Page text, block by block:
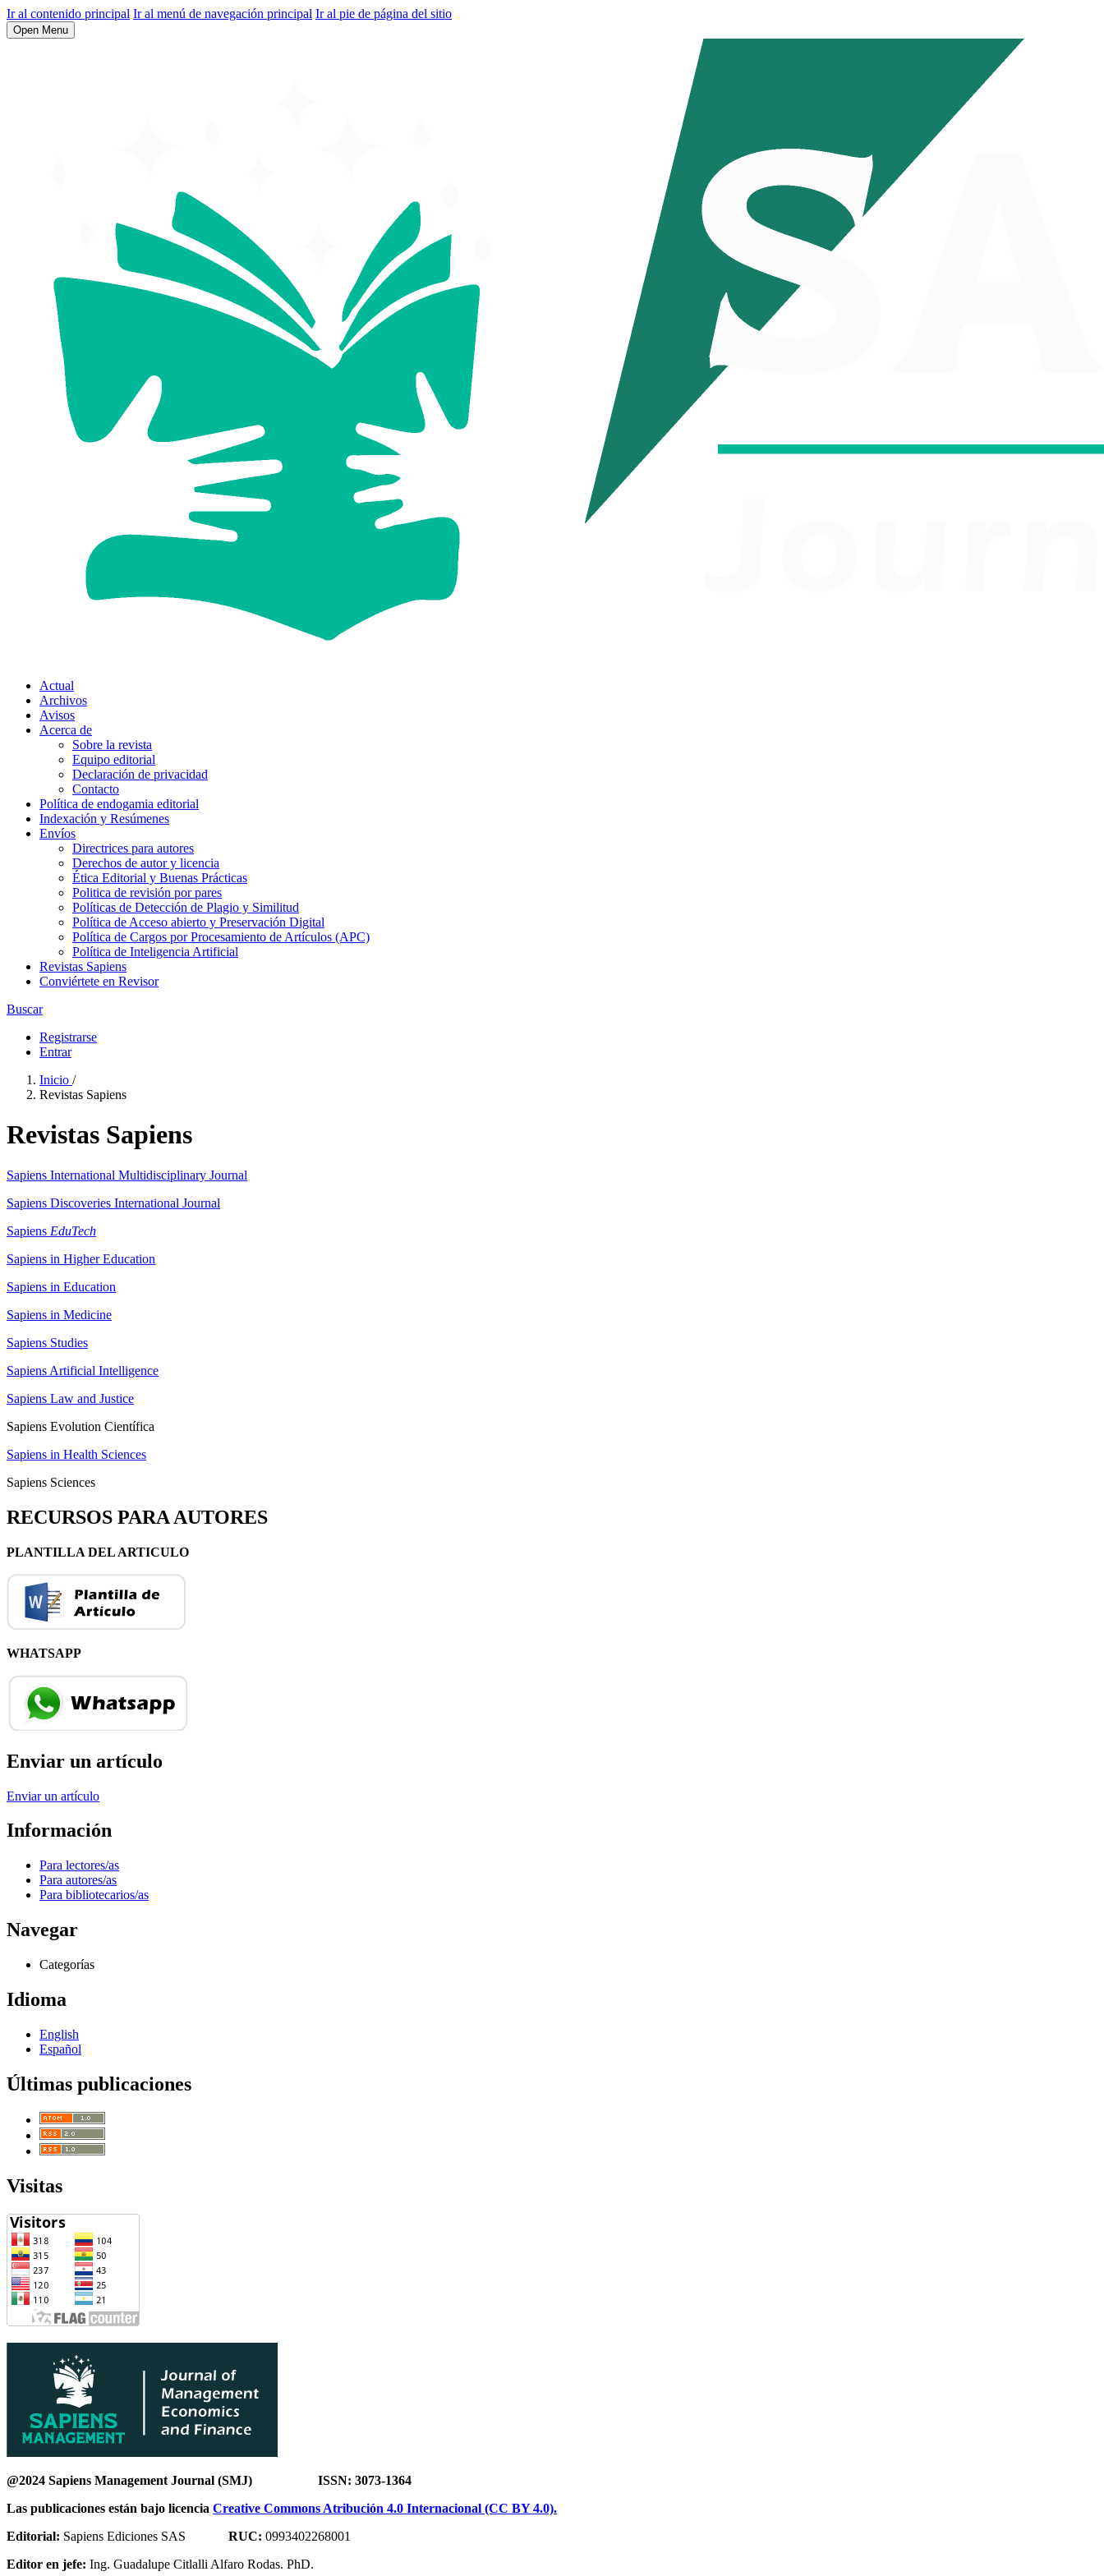
Ir al contenido principal Ir al menú de navegación principal Ir al pie de página del sitio
Open Menu
Actual
Archivos
Avisos
Acerca de
Sobre la revista
Equipo editorial
Declaración de privacidad
Contacto
Política de endogamia editorial
Indexación y Resúmenes
Envíos
Directrices para autores
Derechos de autor y licencia
Ética Editorial y Buenas Prácticas
Politica de revisión por pares
Políticas de Detección de Plagio y Similitud
Política de Acceso abierto y Preservación Digital
Política de Cargos por Procesamiento de Artículos (APC)
Política de Inteligencia Artificial
Revistas Sapiens
Conviértete en Revisor
Buscar
Registrarse
Entrar
Inicio /
Revistas Sapiens
Revistas Sapiens
Sapiens International Multidisciplinary Journal
Sapiens Discoveries International Journal
Sapiens EduTech
Sapiens in Higher Education
Sapiens in Education
Sapiens in Medicine
Sapiens Studies
Sapiens Artificial Intelligence
Sapiens Law and Justice
Sapiens Evolution Científica
Sapiens in Health Sciences
Sapiens Sciences
RECURSOS PARA AUTORES
PLANTILLA DEL ARTICULO
WHATSAPP
Enviar un artículo
Enviar un artículo
Información
Para lectores/as
Para autores/as
Para bibliotecarios/as
Navegar
Categorías
Idioma
English
Español
Últimas publicaciones
Visitas
@2024 Sapiens Management Journal (SMJ) ISSN: 3073-1364
Las publicaciones están bajo licencia Creative Commons Atribución 4.0 Internacional (CC BY 4.0).
Editorial: Sapiens Ediciones SAS RUC: 0993402268001
Editor en jefe: Ing. Guadalupe Citlalli Alfaro Rodas. PhD.